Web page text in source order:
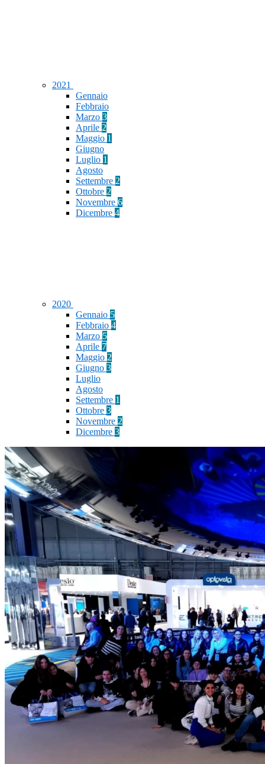
2021
Gennaio
Febbraio
Marzo 3
Aprile 2
Maggio 1
Giugno
Luglio 1
Agosto
Settembre 2
Ottobre 2
Novembre 6
Dicembre 4
2020
Gennaio 5
Febbraio 4
Marzo 5
Aprile 7
Maggio 2
Giugno 3
Luglio
Agosto
Settembre 1
Ottobre 3
Novembre 2
Dicembre 3